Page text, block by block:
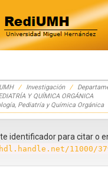
Investigación
Y QUÍMICA ORGÁNICA
Pediatría y Química Orgánica
identificador para citar o
11000/